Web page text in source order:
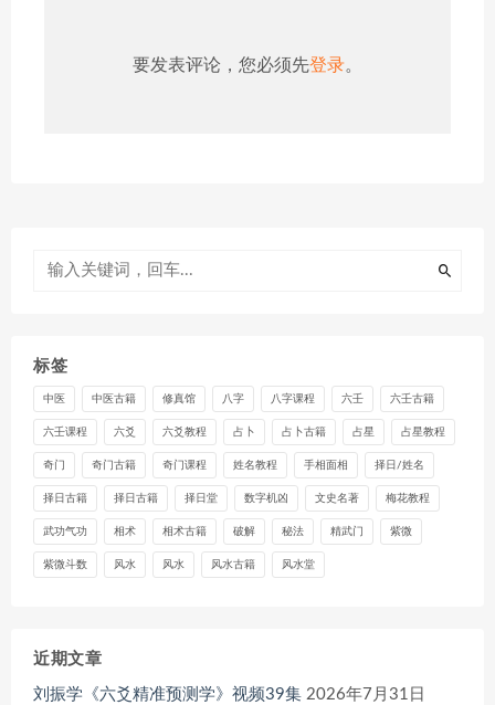
要发表评论，您必须先登录。
标签
中医 中医古籍 修真馆 八字 八字课程 六壬 六壬古籍
六壬课程 六爻 六爻教程 占卜 占卜古籍 占星 占星教程
奇门 奇门古籍 奇门课程 姓名教程 手相面相 择日/姓名
择日古籍 择日古籍 择日堂 数字机凶 文史名著 梅花教程
武功气功 相术 相术古籍 破解 秘法 精武门 紫微
紫微斗数 风水 风水 风水古籍 风水堂
近期文章
刘振学《六爻精准预测学》视频39集 2026年7月31日